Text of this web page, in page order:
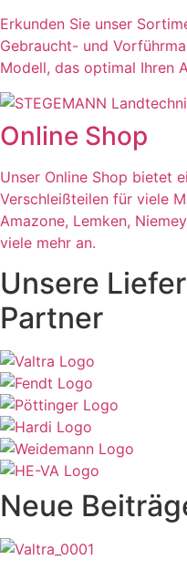
Erkunden Sie unser
Gebraucht- und
Modell, das optimal Ihren
Online Shop
Unser Online Shop bietet
Verschleißteilen für viele
Amazone, Lemken,
viele mehr an.
Unsere
Partner
Neue